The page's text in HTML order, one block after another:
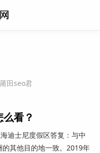
田seo君
看？
迪士尼度假区答复：与中
其他目的地一致。2019年